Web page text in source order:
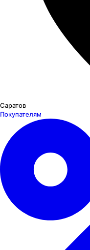
Саратов
Покупателям